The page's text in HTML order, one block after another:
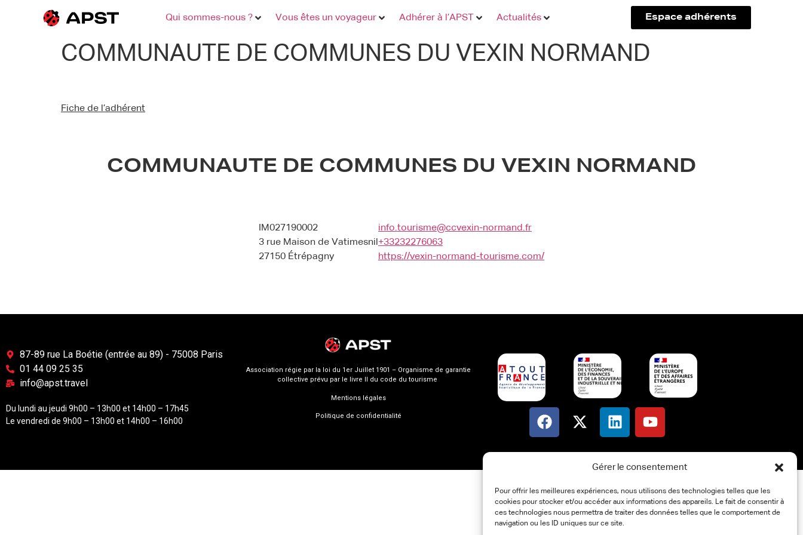
Gérer le consentement
Pour offrir les meilleures expériences, nous utilisons des technologies telles que les
cookies pour stocker et/ou accéder aux informations des appareils. Le fait de consentir à
ces technologies nous permettra de traiter des données telles que le comportement de
navigation ou les ID uniques sur ce site.
Qui sommes-nous ? Vous êtes un voyageur Adhérer à l’APST Actualités Espace adhérents
COMMUNAUTE DE COMMUNES DU VEXIN NORMAND
Fiche de l’adhérent
COMMUNAUTE DE COMMUNES DU VEXIN NORMAND
IM027190002
3 rue Maison de Vatimesnil
27150 Étrépagny
info.tourisme@ccvexin-normand.fr
+33232276063
https://vexin-normand-tourisme.com/
87-89 rue La Boétie (entrée au 89) - 75008 Paris
01 44 09 25 35
info@apst.travel
Du lundi au jeudi 9h00 – 13h00 et 14h00 – 17h45
Le vendredi de 9h00 – 13h00 et 14h00 – 16h00
Association régie par la loi du 1er Juillet 1901 – Organisme de garantie
collective prévu par le livre II du code du tourisme
Mentions légales
Politique de confidentialité